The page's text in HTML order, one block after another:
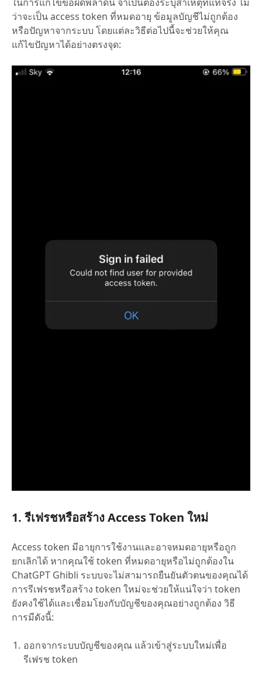
ว่าจะเป็น access token ที่หมดอายุ ข้อมูลบัญชีไม่ถูกต้อง
หรือปัญหาจากระบบ โดยแต่ละวิธีต่อไปนี้จะช่วยให้คุณ
แก้ไขปัญหาได้อย่างตรงจุด:
1. รีเฟรชหรือสร้าง Access Token ใหม่
Access token มีอายุการใช้งานและอาจหมดอายุหรือถูก
ยกเลิกได้ หากคุณใช้ token ที่หมดอายุหรือไม่ถูกต้องใน
ChatGPT Ghibli ระบบจะไม่สามารถยืนยันตัวตนของคุณได้
การรีเฟรชหรือสร้าง token ใหม่จะช่วยให้แน่ใจว่า token
ยังคงใช้ได้และเชื่อมโยงกับบัญชีของคุณอย่างถูกต้อง วิธี
การมีดังนี้:
ออกจากระบบบัญชีของคุณ แล้วเข้าสู่ระบบใหม่เพื่อ
รีเฟรช token